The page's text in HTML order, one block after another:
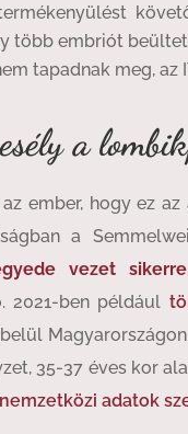
több embriót
tapadnak meg,
a
ember, hogy ez
a
vezet
2021-ben például
35-37 éves kor
adatok